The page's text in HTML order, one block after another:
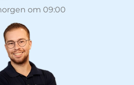
om 09:00